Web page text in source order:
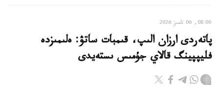
08:00, 06 تامىز 2026
پاتەردى ارزان الىپ، قىمبات ساتۋ: ەلىمىزدە
فليپپينگ قالاي جۇمىس ىستەيدى